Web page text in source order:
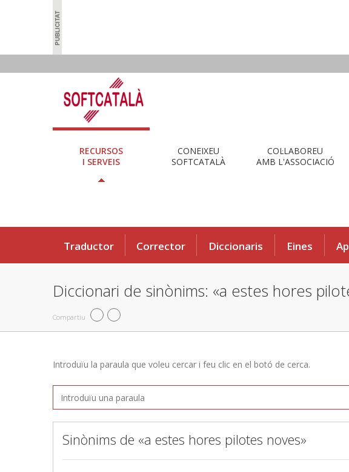
RECURSOS
I SERVEIS
CONEIXEU
SOFTCATALÀ
COL·LABOREU
AMB L'ASSOCIACIÓ
Traductor Corrector Diccionaris Eines
Diccionari de sinònims: «a estes hores
Compartiu
Introduïu la paraula que voleu cercar i feu clic en el botó de cerca.
Sinònims de «a estes hores pilotes noves»